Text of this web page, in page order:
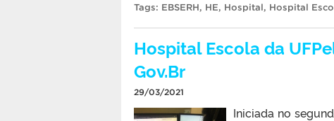
Tags: EBSERH, HE, Hospital, Hospital
Hospital Escola da
Gov.Br
29/03/2021
Iniciada no